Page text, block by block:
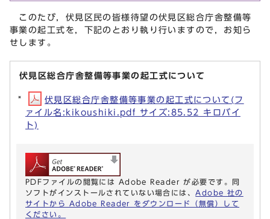
このたび，伏見区民の皆様待望の伏見区総合庁舎整備等
事業の起工式を，下記のとおり執り行いますので，お知ら
せします。
伏見区総合庁舎整備等事業の起工式について
伏見区総合庁舎整備等事業の起工式について(フ
ァイル名:kikoushiki.pdf サイズ:85.52 キロバイ
ト)
PDFファイルの閲覧には Adobe Reader が必要です。同
ソフトがインストールされていない場合には、 Adobe 社の
サイトから Adobe Reader をダウンロード（無償）して
ください。